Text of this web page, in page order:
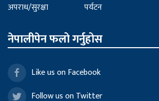
अपराध/सुरक्षा
पर्यटन
नेपालीपेन फलो गर्नुहोस
Like us on Facebook
Follow us on Twitter